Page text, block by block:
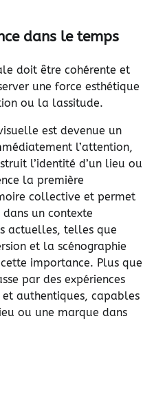
dans le temps
doit être cohérente et
une force esthétique
ou la lassitude.
est devenue un
l’attention,
l’identité d’un lieu ou
la première
collective et permet
un contexte
actuelles, telles que
et la scénographie
importance. Plus que
par des expériences
authentiques, capables
ou une marque dans